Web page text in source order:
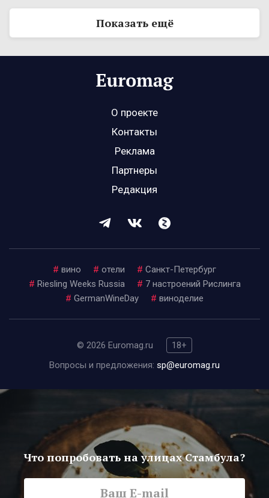
Показать ещё
О проекте
Контакты
Реклама
Партнеры
Редакция
# вино # отели # Санкт-Петербург
# Riesling Weeks Russia # 7 настроений Рислинга
# GermanWineDay # виноделие
© 2026 Euromag.ru
18+
Вопросы и предложения: sp@euromag.ru
Что попробовать на улицах Стамбула?